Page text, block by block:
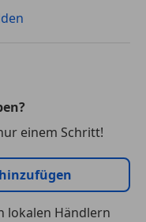
einem Schritt!
lokalen Händlern